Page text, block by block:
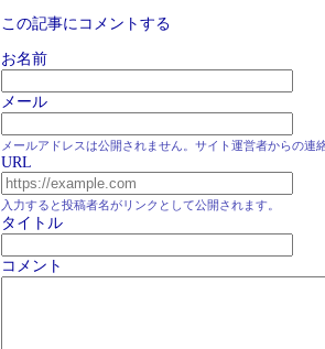
この記事にコメントする
お名前
メール
メールアドレスは公開されません。サイト運営者からの連
URL
入力すると投稿者名がリンクとして公開されます。
タイトル
コメント